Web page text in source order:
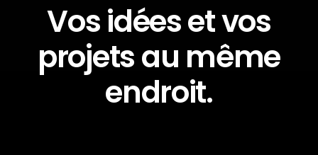
Vos idées et vos
projets au même
endroit.